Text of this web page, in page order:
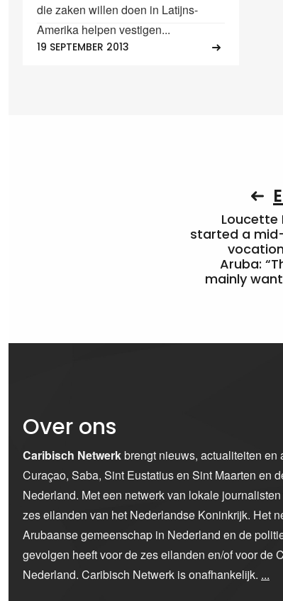
die zaken willen doen in Latijns-
Amerika helpen vestigen...
19 SEPTEMBER 2013
Loucette
started a
Aruba:
mainly
Over ons
Caribisch Netwerkbrengt nieuws, actualiteiten en
Curaçao, Saba, Sint Eustatius en Sint Maarten en
Nederland. Met een netwerk van lokale
zes eilanden van het Nederlandse Koninkrijk. Het
Arubaanse gemeenschap in Nederland en de
gevolgen heeft voor de zes eilanden en/of voor de
Nederland. Caribisch Netwerk is onafhankelijk. ...